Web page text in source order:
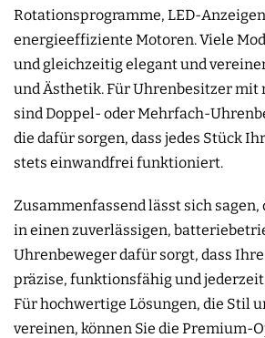
Rotationsprogramme, LED-
energieeffiziente Motoren. Viele
und gleichzeitig elegant und
und Ästhetik. Für Uhrenbesitzer mit
sind Doppel- oder Mehrfach-
die dafür sorgen, dass jedes Stück
stets einwandfrei funktioniert.
Zusammenfassend lässt sich
in einen zuverlässigen,
Uhrenbeweger dafür sorgt, dass
präzise, ​​funktionsfähig und
Für hochwertige Lösungen, die Stil
vereinen, können Sie die Premium-